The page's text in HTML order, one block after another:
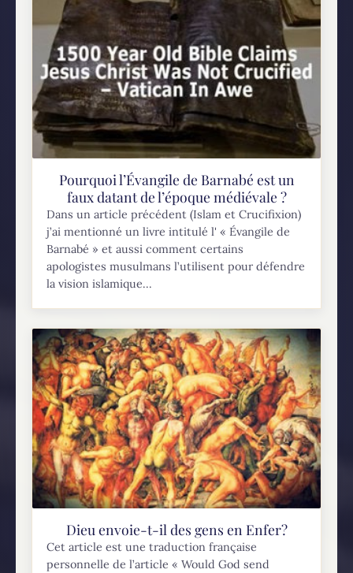
pensais...
Pourquoi l’Évangile de Barnabé est un
faux datant de l’époque médiévale ?
Dans un article précédent (Islam et Crucifixion)
j’ai mentionné un livre intitulé l' « Évangile de
Barnabé » et aussi comment certains
apologistes musulmans l’utilisent pour défendre
la vision islamique...
Dieu envoie-t-il des gens en Enfer?
Cet article est une traduction française
personnelle de l’article « Would God send